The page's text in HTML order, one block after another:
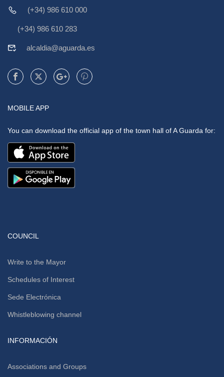
(+34) 986 610 000
(+34) 986 610 283
alcaldia@aguarda.es
MOBILE APP
You can download the official app of the town hall of A Guarda for:
COUNCIL
Write to the Mayor
Schedules of Interest
Sede Electrónica
Whistleblowing channel
INFORMACIÓN
Associations and Groups